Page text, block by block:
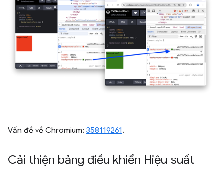
Vấn đề về Chromium: 358119261.
Cải thiện bảng điều khiển Hiệu suất